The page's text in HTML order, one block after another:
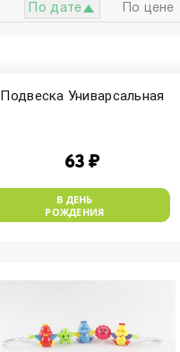
По дате По цене
Подвеска Униварсальная
63 ₽
В ДЕНЬ
РОЖДЕНИЯ